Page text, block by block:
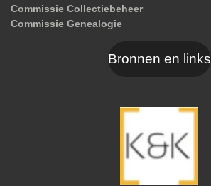
Commissie Collectiebeheer
Commissie Genealogie
Bronnen en links